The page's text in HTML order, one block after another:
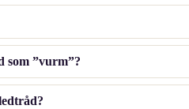
som ”vurm”?